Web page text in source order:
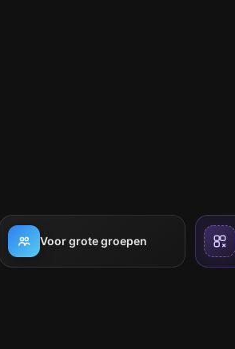
Voor grote groepen